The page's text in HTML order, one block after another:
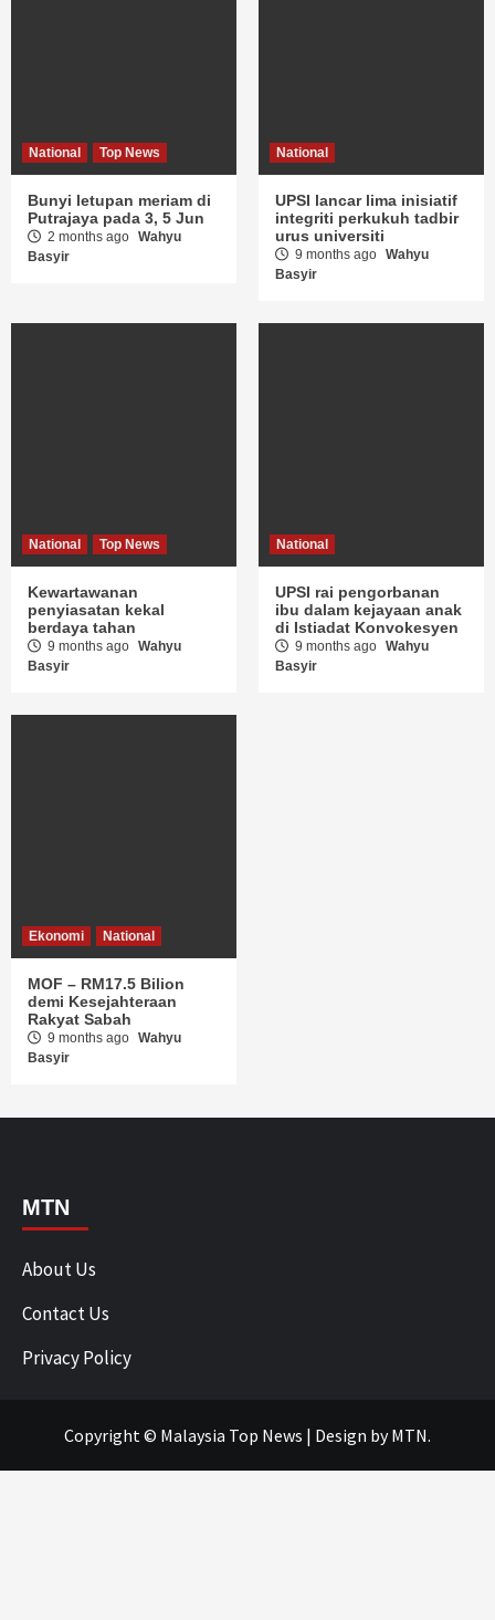
National Top News
Bunyi letupan meriam di
Putrajaya pada 3, 5 Jun
2 months ago Wahyu
Basyir
National
UPSI lancar lima inisiatif
integriti perkukuh tadbir
urus universiti
9 months ago Wahyu
Basyir
National Top News
Kewartawanan
penyiasatan kekal
berdaya tahan
9 months ago Wahyu
Basyir
National
UPSI rai pengorbanan
ibu dalam kejayaan anak
di Istiadat Konvokesyen
9 months ago Wahyu
Basyir
Ekonomi National
MOF – RM17.5 Bilion
demi Kesejahteraan
Rakyat Sabah
9 months ago Wahyu
Basyir
MTN
About Us
Contact Us
Privacy Policy
Copyright © Malaysia Top News | Design by MTN.